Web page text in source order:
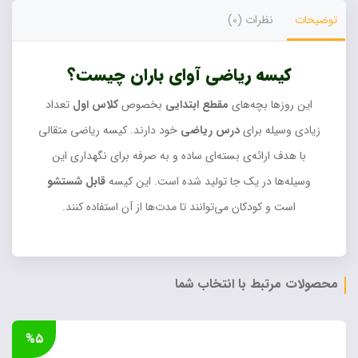
توضیحات نظرات (0)
کیسه ریاضی آوای باران چیست؟
این روزها بچه‌های مقطع ابتدایی بخصوصکلاس اول تعداد
زیادی وسیله برایدرس ریاضی خود دارند. کیسه ریاضی متقالی
با هدف ارائه‌ی بسته‌ای ساده و به صرفه برای نگهداری این
وسیله‌ها در یک جا تولید شده است. این کیسهقابل شستشو
است و کودکان می‌توانند تا مدت‌ها از آن استفاده کنند.
محصولات مرتبط با انتخاب شما
%۵